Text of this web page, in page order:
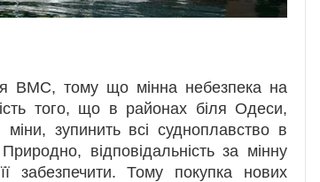
ВМС, тому що мінна небезпека на
того, що в районах біля Одеси,
зупинить всі судноплавство в
відповідальність за мінну
Тому покупка нових